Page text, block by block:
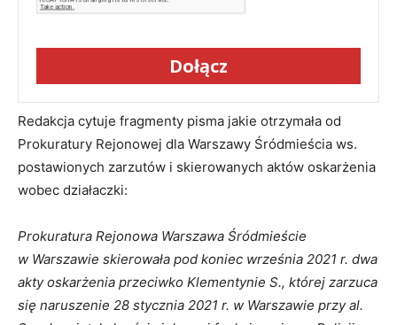
Dołącz
Redakcja cytuje fragmenty pisma jakie otrzymała od
Prokuratury Rejonowej dla Warszawy Śródmieścia ws.
postawionych zarzutów i skierowanych aktów oskarżenia
wobec działaczki:
Prokuratura Rejonowa Warszawa Śródmieście
w Warszawie skierowała pod koniec września 2021 r. dwa
akty oskarżenia przeciwko Klementynie S., której zarzuca
się naruszenie 28 stycznia 2021 r. w Warszawie przy al.